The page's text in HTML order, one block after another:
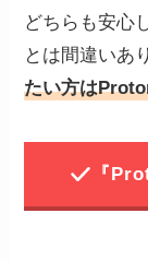
どちらも安心
とは間違いあ
たい方は
『